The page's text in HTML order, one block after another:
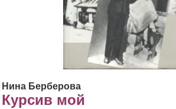
Нина Берберова
Курсив мой